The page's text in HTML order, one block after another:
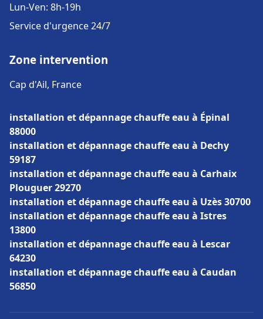
Lun-Ven: 8h-19h
Service d'urgence 24/7
Zone intervention
Cap d'Ail, France
installation et dépannage chauffe eau à Épinal
88000
installation et dépannage chauffe eau à Dechy
59187
installation et dépannage chauffe eau à Carhaix
Plouguer 29270
installation et dépannage chauffe eau à Uzès 30700
installation et dépannage chauffe eau à Istres
13800
installation et dépannage chauffe eau à Lescar
64230
installation et dépannage chauffe eau à Caudan
56850